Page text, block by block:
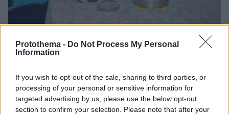
Protothema - Do Not Process My Personal
Information
If you wish to opt-out of the sale, sharing to third parties, or
processing of your personal or sensitive information for
targeted advertising by us, please use the below opt-out
section to confirm your selection. Please note that after your
τον 13χρονο Λιονέλ από το χέρι και άλλαξε την
ιστορία του ποδοσφαίρου με μια υπογραφή σε...
χαρτοπετσέτα
08.08.2026, 21:43